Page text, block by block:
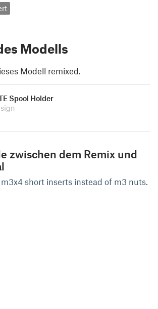
Modells
Modell remixed.
Spool Holder
zwischen dem Remix und
short inserts instead of m3 nuts.